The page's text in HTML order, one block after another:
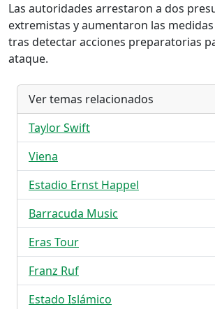
Las autoridades arrestaron a dos
extremistas y aumentaron las
tras detectar acciones preparatorias
ataque.
Ver temas relacionados
Taylor Swift
Viena
Estadio Ernst Happel
Barracuda Music
Eras Tour
Franz Ruf
Estado Islámico